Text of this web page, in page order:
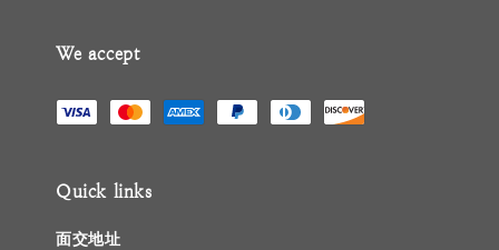
We accept
Quick links
面交地址